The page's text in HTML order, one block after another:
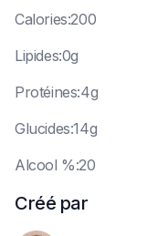
Calories:200
Lipides:0g
Protéines:4g
Glucides:14g
Alcool %:20
Créé par